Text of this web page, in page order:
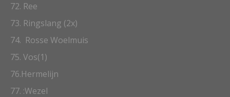
72. Ree
73. Ringslang (2x)
74. Rosse Woelmuis
75. Vos(1)
76.Hermelijn
77. :Wezel